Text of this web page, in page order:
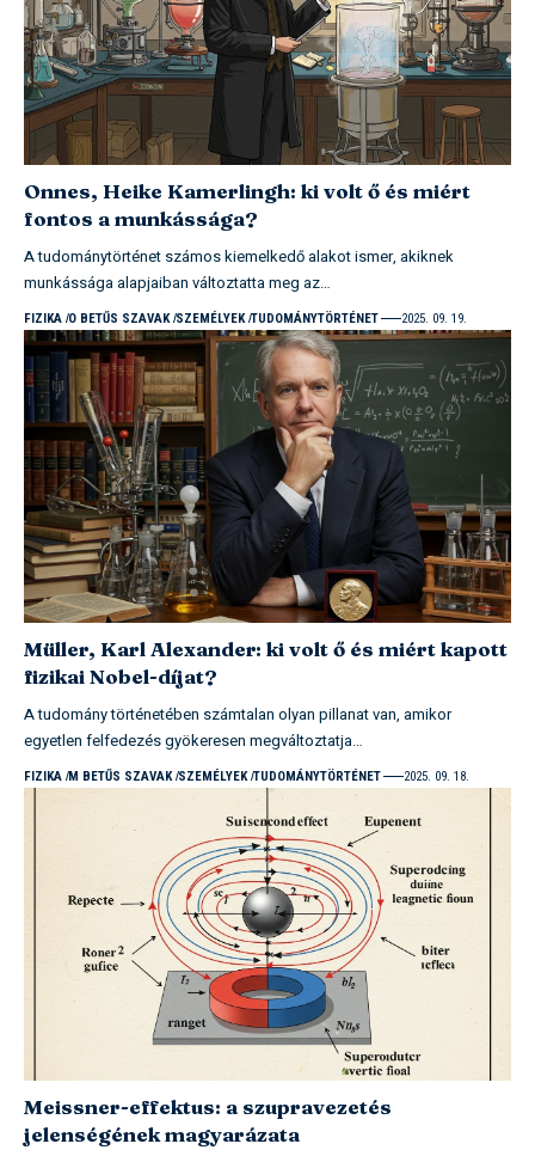
Onnes, Heike Kamerlingh: ki volt ő és miért
fontos a munkássága?
A tudománytörténet számos kiemelkedő alakot ismer, akiknek
munkássága alapjaiban változtatta meg az…
FIZIKA O BETŰS SZAVAK SZEMÉLYEK TUDOMÁNYTÖRTÉNET 2025. 09. 19.
Müller, Karl Alexander: ki volt ő és miért kapott
fizikai Nobel-díjat?
A tudomány történetében számtalan olyan pillanat van, amikor
egyetlen felfedezés gyökeresen megváltoztatja…
FIZIKA M BETŰS SZAVAK SZEMÉLYEK TUDOMÁNYTÖRTÉNET 2025. 09. 18.
Meissner-effektus: a szupravezetés
jelenségének magyarázata